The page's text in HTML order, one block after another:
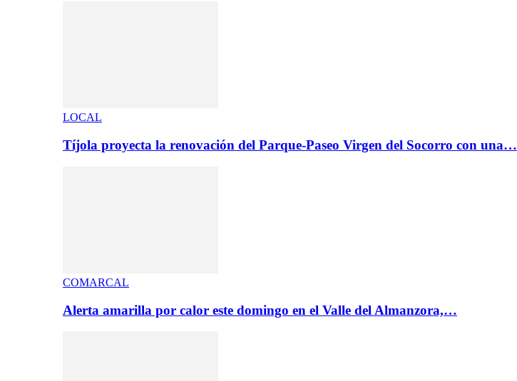
LOCAL
Tíjola proyecta la renovación del Parque-Paseo Virgen del Socorro con una…
COMARCAL
Alerta amarilla por calor este domingo en el Valle del Almanzora,…